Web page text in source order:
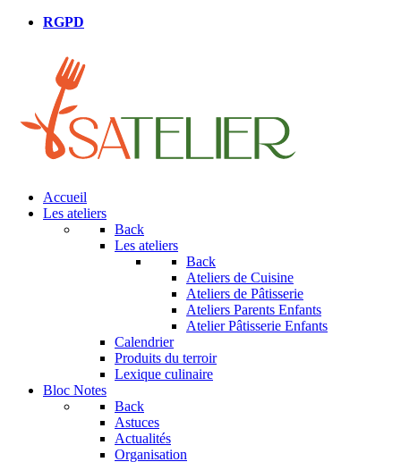
RGPD
Accueil
Les ateliers
Back
Les ateliers
Back
Ateliers de Cuisine
Ateliers de Pâtisserie
Ateliers Parents Enfants
Atelier Pâtisserie Enfants
Calendrier
Produits du terroir
Lexique culinaire
Bloc Notes
Back
Astuces
Actualités
Organisation